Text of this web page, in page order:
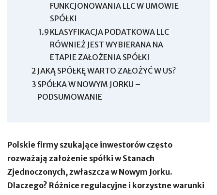
FUNKCJONOWANIA LLC W UMOWIE
SPÓŁKI
1.9 KLASYFIKACJA PODATKOWA LLC
RÓWNIEŻ JEST WYBIERANA NA
ETAPIE ZAŁOŻENIA SPÓŁKI
2 JAKĄ SPÓŁKĘ WARTO ZAŁOŻYĆ W US?
3 SPÓŁKA W NOWYM JORKU –
PODSUMOWANIE
Polskie firmy szukające inwestorów często
rozważają założenie spółki w Stanach
Zjednoczonych, zwłaszcza w Nowym Jorku.
Dlaczego? Różnice regulacyjne i korzystne warunki